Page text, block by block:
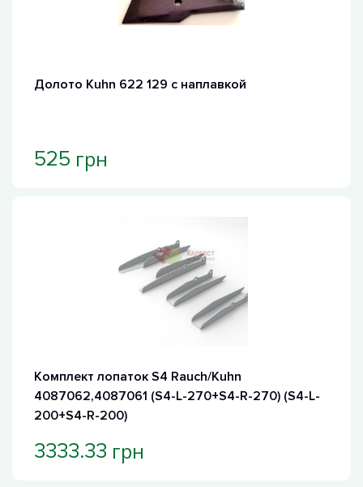
Долото Kuhn 622 129 с наплавкой
525 грн
Комплект лопаток S4 Rauch/Kuhn
4087062,4087061 (S4-L-270+S4-R-270) (S4-L-
200+S4-R-200)
3333.33 грн